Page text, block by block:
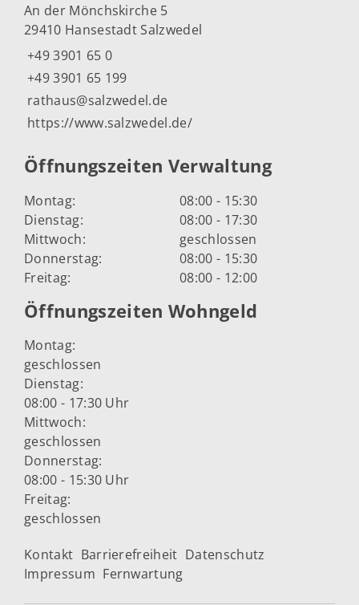
An der Mönchskirche 5
29410 Hansestadt Salzwedel
+49 3901 65 0
+49 3901 65 199
rathaus@salzwedel.de
https://www.salzwedel.de/
Öffnungszeiten Verwaltung
Montag:
08:00 - 15:30
Dienstag:
08:00 - 17:30
Mittwoch:
geschlossen
Donnerstag:
08:00 - 15:30
Freitag:
08:00 - 12:00
Öffnungszeiten Wohngeld
Montag:
geschlossen
Dienstag:
08:00 - 17:30 Uhr
Mittwoch:
geschlossen
Donnerstag:
08:00 - 15:30 Uhr
Freitag:
geschlossen
Kontakt Barrierefreiheit Datenschutz
Impressum Fernwartung